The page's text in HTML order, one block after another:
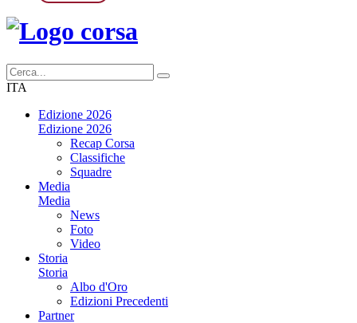
ITA
Edizione 2026
Edizione 2026
Recap Corsa
Classifiche
Squadre
Media
Media
News
Foto
Video
Storia
Storia
Albo d'Oro
Edizioni Precedenti
Partner